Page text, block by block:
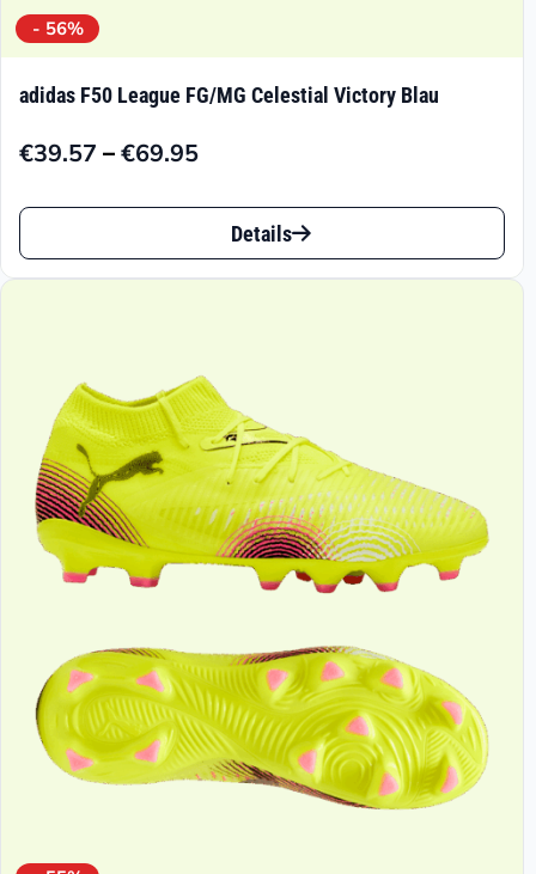
- 56%
adidas F50 League FG/MG Celestial Victory Blau
€39.57 –€69.95
Preisspanne:
€39.57
€69.95
Dieses
Produkt
Varianten
auf.
Die
Optionen
können
Produktseite
gewählt
werden
Details